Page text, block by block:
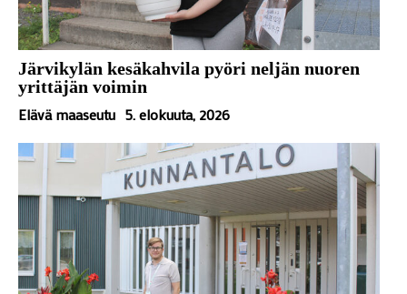
Järvikylän kesäkahvila pyöri neljän nuoren
yrittäjän voimin
Elävä maaseutu 5. elokuuta, 2026